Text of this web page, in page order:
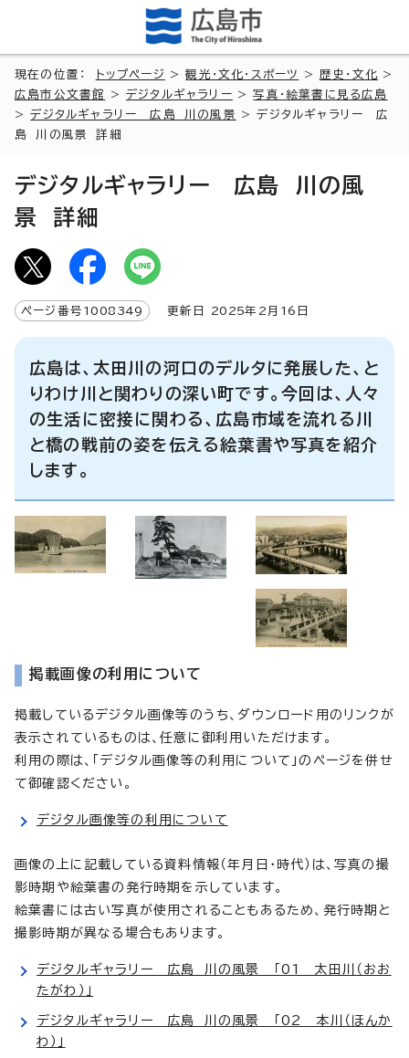
現在の位置： トップページ >観光・文化・スポーツ > 歴史・文化 >
広島市公文書館
>デジタルギャラリー >写真・絵葉書に見る広島
>デジタルギャラリー 広島 川の風景
> デジタルギャラリー 広
島 川の風景 詳細
デジタルギャラリー 広島 川の風
景 詳細
ページ番号 1008349 更新日 2025年2月 16 日
広島は、太田川の河口のデルタに発展した、と
りわけ川と関わりの深い町です。今回は、人々
の生活に密接に関わる、広島市域を流れる川
と橋の戦前の姿を伝える絵葉書や写真を紹介
します。
掲載画像の利用について
掲載しているデジタル画像等のうち、ダウンロード用のリンクが
表示されているものは、任意に御利用いただけます。
利用の際は、「デジタル画像等の利用について」のページを併せ
て御確認ください。
デジタル画像等の利用について
画像の上に記載している資料情報（年月日・時代）は、写真の撮
影時期や絵葉書の発行時期を示しています。
絵葉書には古い写真が使用されることもあるため、発行時期と
撮影時期が異なる場合もあります。
デジタルギャラリー 広島 川の風景 「01 太田川（おお
たがわ）」
デジタルギャラリー 広島 川の風景 「02 本川（ほんか
わ）」